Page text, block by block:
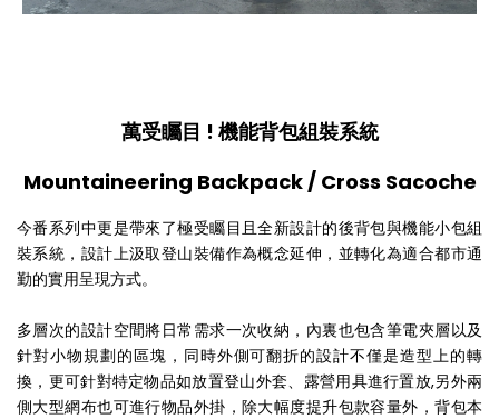
萬受矚目 ! 機能背包組裝系統
Mountaineering Backpack / Cross Sacoche
今番系列中更是帶來了極受矚目且全新設計的後背包與機能小包組
裝系統，設計上汲取登山裝備作為概念延伸，並轉化為適合都市通
勤的實用呈現方式。
多層次的設計空間將日常需求一次收納，內裏也包含筆電夾層以及
針對小物規劃的區塊，同時外側可翻折的設計不僅是造型上的轉
換，更可針對特定物品如放置登山外套、露營用具進行置放,另外兩
側大型網布也可進行物品外掛，除大幅度提升包款容量外，背包本